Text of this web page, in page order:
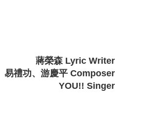
蔣榮森 Lyric Writer
易禮功、游慶平 Composer
YOU!! Singer